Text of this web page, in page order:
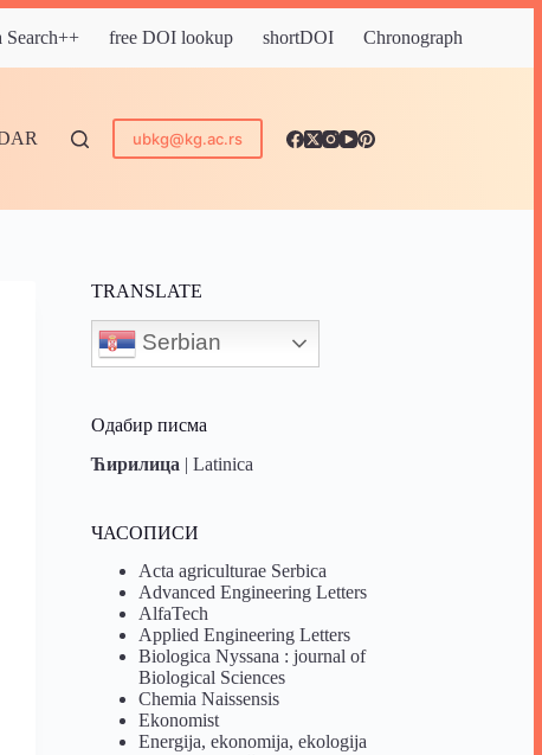
Search++ free DOI lookup shortDOI Chronograph
ubkg@kg.ac.rs
TRANSLATE
Serbian
Одабир писма
Ћирилица |Latinica
ЧАСОПИСИ
Acta agriculturae Serbica
Advanced Engineering Letters
AlfaTech
Applied Engineering Letters
Biologica Nyssana : journal of
Biological Sciences
Chemia Naissensis
Ekonomist
Energija, ekonomija, ekologija